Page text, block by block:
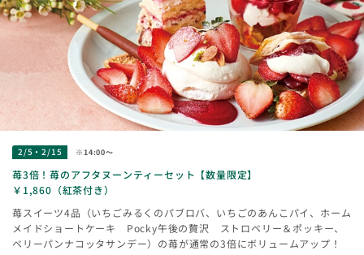
2/5・2/15 ※14:00〜
苺3倍！苺のアフタヌーンティーセット【数量限定】
￥1,860（紅茶付き）
苺スイーツ4品（いちごみるくのパブロバ、いちごのあんこパイ、ホーム
メイドショートケーキ Pocky午後の贅沢 ストロベリー＆ポッキー、
ベリーパンナコッタサンデー）の苺が通常の3倍にボリュームアップ！